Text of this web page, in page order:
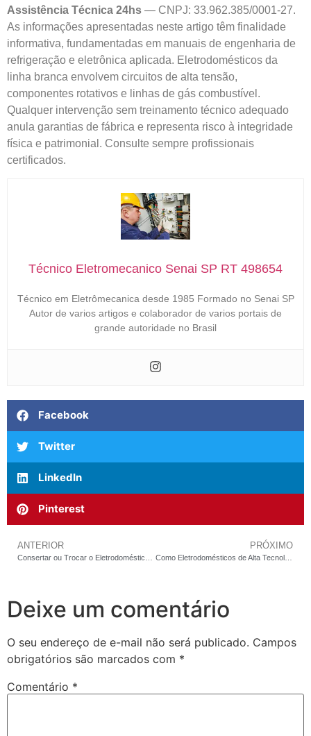
Assistência Técnica 24hs — CNPJ: 33.962.385/0001-27.
As informações apresentadas neste artigo têm finalidade
informativa, fundamentadas em manuais de engenharia de
refrigeração e eletrônica aplicada. Eletrodomésticos da
linha branca envolvem circuitos de alta tensão,
componentes rotativos e linhas de gás combustível.
Qualquer intervenção sem treinamento técnico adequado
anula garantias de fábrica e representa risco à integridade
física e patrimonial. Consulte sempre profissionais
certificados.
Técnico Eletromecanico Senai SP RT 498654
Técnico em Eletrômecanica desde 1985 Formado no Senai SP
Autor de varios artigos e colaborador de varios portais de
grande autoridade no Brasil
Facebook
Twitter
LinkedIn
Pinterest
ANTERIOR PRÓXIMO
Como Eletrodomésticos de Alta Tecnologia Falham no Lourdes — e Por Que o Diagnóstico Errado Custa Mais que o Defeito
Deixe um comentário
O seu endereço de e-mail não será publicado. Campos
obrigatórios são marcados com *
Comentário *